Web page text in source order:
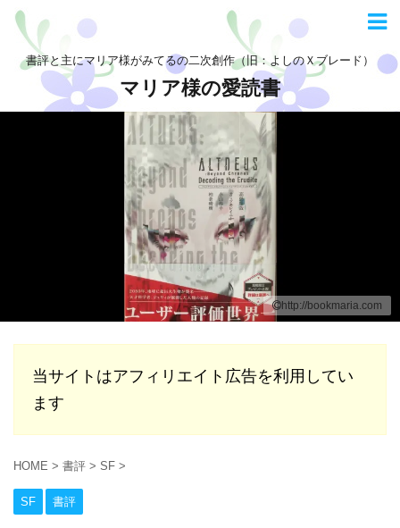
書評と主にマリア様がみてるの二次創作（旧：よしのＸブレード）
マリア様の愛読書
http://bookmaria.com
当サイトはアフィリエイト広告を利用してい
ます
HOME > 書評 > SF >
SF 書評